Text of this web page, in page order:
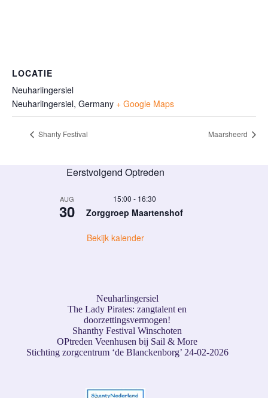
LOCATIE
Neuharlingersiel
Neuharlingersiel, Germany + Google Maps
Shanty Festival Maarsheerd
Eerstvolgend Optreden
AUG
30
15:00 - 16:30
Zorggroep Maartenshof
Bekijk kalender
Neuharlingersiel
The Lady Pirates: zangtalent en
doorzettingsvermogen!
Shanthy Festival Winschoten
OPtreden Veenhusen bij Sail & More
Stichting zorgcentrum ‘de Blanckenborg’ 24-02-2026